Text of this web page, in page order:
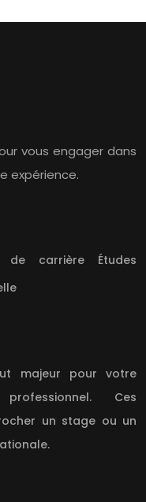
vous engager dans
expérience.
de carrièreÉtudes
majeur pour votre
Ces
un stage ou un